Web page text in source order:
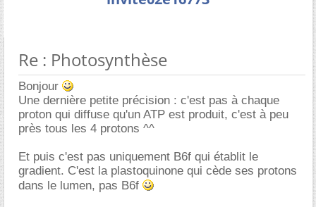
Re : Photosynthèse
Bonjour
Une dernière petite précision : c'est pas à chaque
proton qui diffuse qu'un ATP est produit, c'est à peu
près tous les 4 protons ^^
Et puis c'est pas uniquement B6f qui établit le
gradient. C'est la plastoquinone qui cède ses protons
dans le lumen, pas B6f